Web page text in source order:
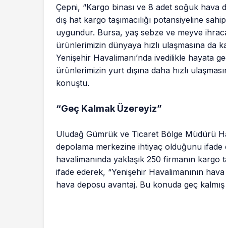
Çepni, “Kargo binası ve 8 adet soğuk hava
dış hat kargo taşımacılığı potansiyeline
uygundur. Bursa, yaş sebze ve meyve
ürünlerimizin dünyaya hızlı ulaşmasına da
Yenişehir Havalimanı’nda ivedilikle hayata
ürünlerimizin yurt dışına daha hızlı
konuştu.
“Geç Kalmak Üzereyiz”
Uludağ Gümrük ve Ticaret Bölge Müdürü
depolama merkezine ihtiyaç olduğunu
havalimanında yaklaşık 250 firmanın kargo
ifade ederek, “Yenişehir Havalimanının hava
hava deposu avantaj. Bu konuda geç